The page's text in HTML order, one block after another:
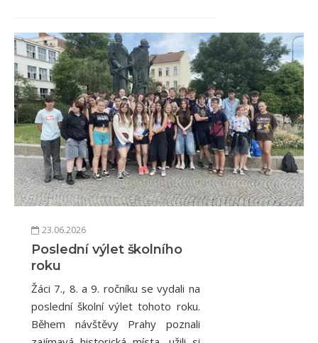
23.06.2026
Poslední výlet školního
roku
Žáci 7., 8. a 9. ročníku se vydali na
poslední školní výlet tohoto roku.
Během návštěvy Prahy poznali